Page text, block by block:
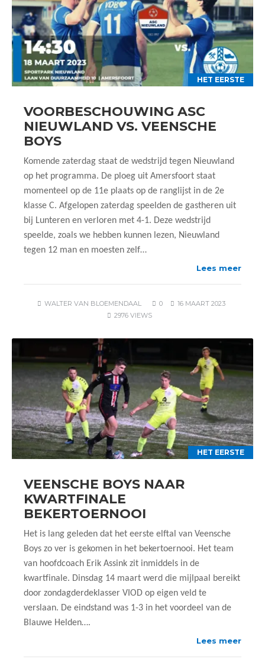
HET EERSTE
VOORBESCHOUWING ASC
NIEUWLAND VS. VEENSCHE
BOYS
Komende zaterdag staat de wedstrijd tegen Nieuwland
op het programma. De ploeg uit Amersfoort staat
momenteel op de 11e plaats op de ranglijst in de 2e
klasse C. Afgelopen zaterdag speelden de gastheren uit
bij Lunteren en verloren met 4-1. Deze wedstrijd
speelde, zoals we hebben kunnen lezen, Nieuwland
tegen 12 man en moesten zelf…
Lees meer
WALTER VAN BLOEMENDAAL 0
16 MAART 2023
2976 VIEWS
HET EERSTE
VEENSCHE BOYS NAAR
KWARTFINALE
BEKERTOERNOOI
Het is lang geleden dat het eerste elftal van Veensche
Boys zo ver is gekomen in het bekertoernooi. Het team
van hoofdcoach Erik Assink zit inmiddels in de
kwartfinale. Dinsdag 14 maart werd die mijlpaal bereikt
door zondagderdeklasser VIOD op eigen veld te
verslaan. De eindstand was 1-3 in het voordeel van de
Blauwe Helden….
Lees meer